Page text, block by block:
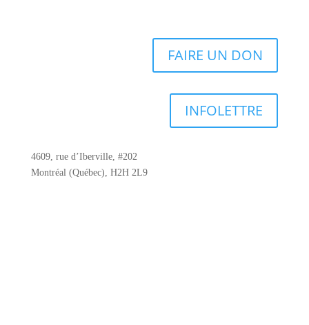
FAIRE UN DON
INFOLETTRE
4609, rue d’Iberville, #202
Montréal (Québec), H2H 2L9